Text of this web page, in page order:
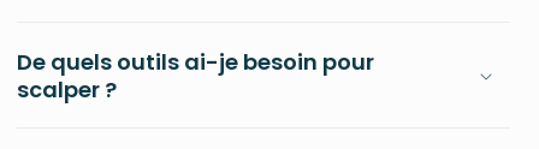
De quels outils ai-je besoin pour
scalper ?